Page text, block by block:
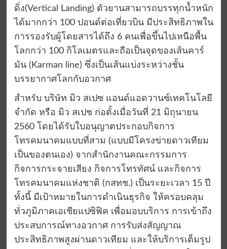
ดิ่ง(Vertical Landing) ตัวยานสามารถบรรทุกน้ำหนัก
ได้มากกว่า 100 ปอนด์ต่อเที่ยวบิน มีประสิทธิภาพใน
การรองรับผู้โดยสารได้ถึง 6 คนเพื่อขึ้นไปเหนือพื้น
โลกกว่า 100 กิโลเมตรและถือเป็นจุดของเส้นคาร์
มัน (Karman line) ซึ่งเป็นเส้นแบ่งระหว่างชั้น
บรรยากาศโลกกับอวกาศ
สำหรับ บริษัท มิว สเปซ แอนด์แอดวานซ์เทคโนโลยี
จำกัด หรือ มิว สเปช ก่อตั้งเมื่อวันที่ 21 มิถุนายน
2560 โดยได้รับใบอนุญาตประกอบกิจการ
โทรคมนาคมแบบที่สาม (แบบมีโครงข่ายดาวเทียม
เป็นของตนเอง) จากสำนักงานคณะกรรมการ
กิจการกระจายเสียง กิจการโทรทัศน์ และกิจการ
โทรคมนาคมแห่งชาติ (กสทช.) เป็นระยะเวลา 15 ปี
ทั้งนี้ มีเป้าหมายในการดำเนินธุรกิจ ให้ครอบคลุม
ทั่วภูมิภาคเอเชียแปซิฟิค เพื่อมอบบริการ การเข้าถึง
ประสบการณ์ทางอวกาศ การรับส่งสัญญาณ
ประสิทธิภาพสูงผ่านดาวเทียม และให้บริการเต็มรูป